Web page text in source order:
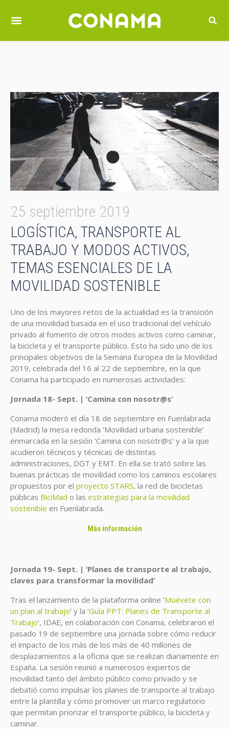
25 septiembre 2019
LOGÍSTICA, TRANSPORTE AL
TRABAJO Y MODOS ACTIVOS,
TEMAS ESENCIALES DE LA
MOVILIDAD SOSTENIBLE
Uno de los mayores retos de la actualidad es la transición
de una movilidad basada en el uso tradicional del vehículo
privado al fomento de otros modos activos como caminar,
la bicicleta y el transporte público. Esto ha sido uno de los
principales objetivos de la Semana Europea de la Movilidad
2019, celebrada del 16 al 22 de septiembre, en la que
Conama ha participado en numerosas actividades:
Jornada 18- Sept. | ‘Camina con nosotr@s’
Conama moderó el día 18 de septiembre en Fuenlabrada
(Madrid) la mesa redonda ‘Movilidad urbana sostenible’
enmarcada en la sesión ‘Camina con nosotr@s’ y a la que
acudieron técnicos y técnicas de distintas
administraciones, DGT y EMT. En ella se trató sobre las
buenas prácticas de movilidad como los caminos escolares
propuestos por el proyecto STARS, la red de bicicletas
públicas BiciMad o las estrategias para la movilidad
sostenible en Fuenlabrada.
Más información
Jornada 19- Sept. | ‘Planes de transporte al trabajo,
claves para transformar la movilidad’
Tras el lanzamiento de la plataforma online ‘Muévete con
un plan al trabajo‘ y la ‘Guía PPT: Planes de Transporte al
Trabajo‘, IDAE, en colaboración con Conama, celebraron el
pasado 19 de septiembre una jornada sobre cómo reducir
el impacto de los más de los más de 40 millones de
desplazamientos a la oficina que se realizan diariamente en
España. La sesión reunió a numerosos expertos de
movilidad tanto del ámbito público como privado y se
debatió como impulsar los planes de transporte al trabajo
entre la plantilla y cómo promover un marco regulatorio
que permitan priorizar el transporte público, la bicicleta y
caminar.